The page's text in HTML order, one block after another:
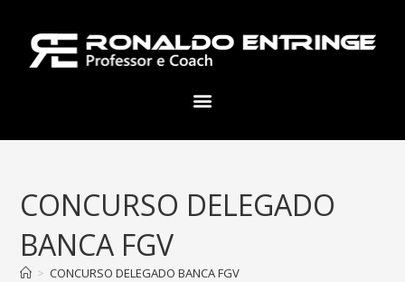
CONCURSO DELEGADO
BANCA FGV
> CONCURSO DELEGADO BANCA FGV